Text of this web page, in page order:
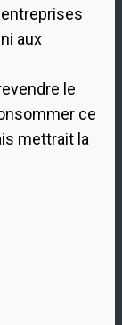
aux
le
ce
mettrait la